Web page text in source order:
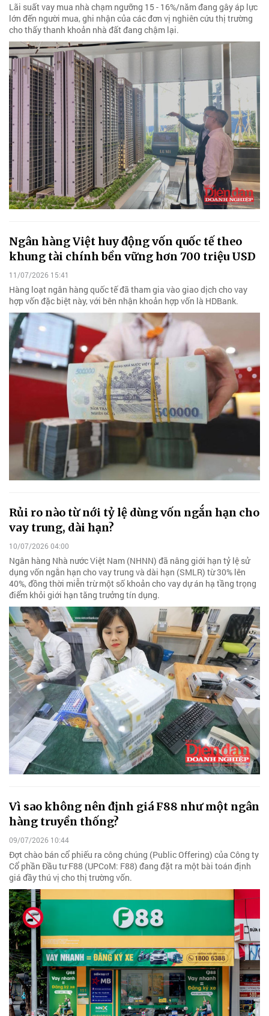
Lãi suất vay mua nhà chạm ngưỡng 15 - 16%/năm đang gây áp lực
lớn đến người mua, ghi nhận của các đơn vị nghiên cứu thị trường
cho thấy thanh khoản nhà đất đang chậm lại.
Ngân hàng Việt huy động vốn quốc tế theo
khung tài chính bền vững hơn 700 triệu USD
11/07/2026 15:41
Hàng loạt ngân hàng quốc tế đã tham gia vào giao dịch cho vay
hợp vốn đặc biệt này, với bên nhận khoản hợp vốn là HDBank.
Rủi ro nào từ nới tỷ lệ dùng vốn ngắn hạn cho
vay trung, dài hạn?
10/07/2026 04:00
Ngân hàng Nhà nước Việt Nam (NHNN) đã nâng giới hạn tỷ lệ sử
dụng vốn ngắn hạn cho vay trung và dài hạn (SMLR) từ 30% lên
40%, đồng thời miễn trừ một số khoản cho vay dự án hạ tầng trọng
điểm khỏi giới hạn tăng trưởng tín dụng.
Vì sao không nên định giá F88 như một ngân
hàng truyền thống?
09/07/2026 10:44
Đợt chào bán cổ phiếu ra công chúng (Public Offering) của Công ty
Cổ phần Đầu tư F88 (UPCoM: F88) đang đặt ra một bài toán định
giá đầy thú vị cho thị trường vốn.